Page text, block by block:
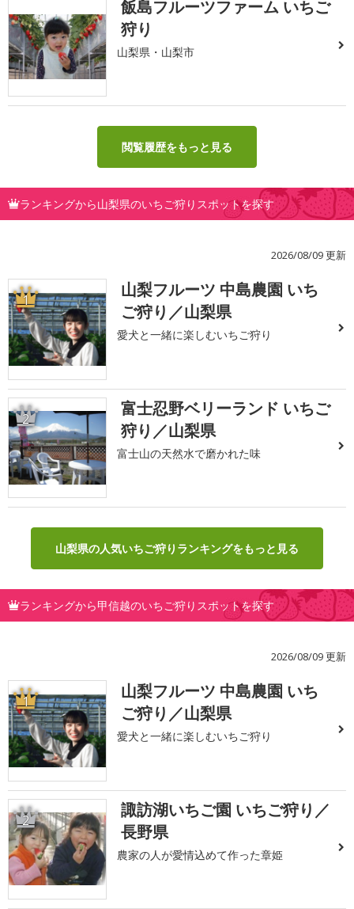
飯島フルーツファーム いちご
狩り
山梨県・山梨市
閲覧履歴をもっと見る
ランキングから山梨県のいちご狩りスポットを探す
2026/08/09 更新
1
山梨フルーツ 中島農園 いち
ご狩り／山梨県
愛犬と一緒に楽しむいちご狩り
2
富士忍野ベリーランド いちご
狩り／山梨県
富士山の天然水で磨かれた味
山梨県の人気いちご狩りランキングをもっと見る
ランキングから甲信越のいちご狩りスポットを探す
2026/08/09 更新
1
山梨フルーツ 中島農園 いち
ご狩り／山梨県
愛犬と一緒に楽しむいちご狩り
2
諏訪湖いちご園 いちご狩り／
長野県
農家の人が愛情込めて作った章姫